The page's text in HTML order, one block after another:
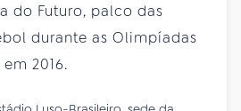
do Futuro, palco das
durante as Olimpíadas
2016.